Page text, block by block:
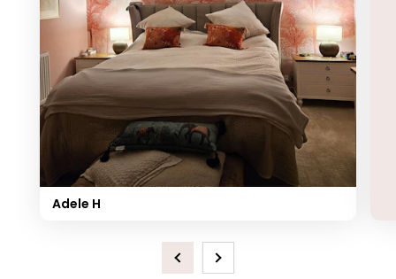
Adele H
PreviousNext